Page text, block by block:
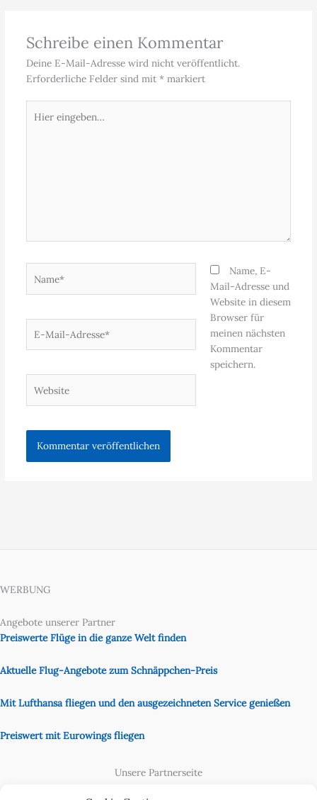
Schreibe einen Kommentar
Deine E-Mail-Adresse wird nicht veröffentlicht.
Erforderliche Felder sind mit *markiert
eingeben…
Mail-
Name, E-
Mail-Adresse und
Website in diesem
Browser für
meinen nächsten
Kommentar
speichern.
WERBUNG
Angebote unserer Partner
Preiswerte Flüge in die ganze Welt finden
Aktuelle Flug-Angebote zum Schnäppchen-Preis
Mit Lufthansa fliegen und den ausgezeichneten Service genießen
Preiswert mit Eurowings fliegen
Unsere Partnerseite